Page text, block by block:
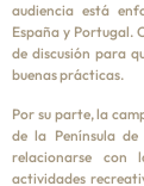
audiencia está
España y Portugal.
de discusión para
buenas prácticas.
Por su parte, la
de la Península
relacionarse con
actividades